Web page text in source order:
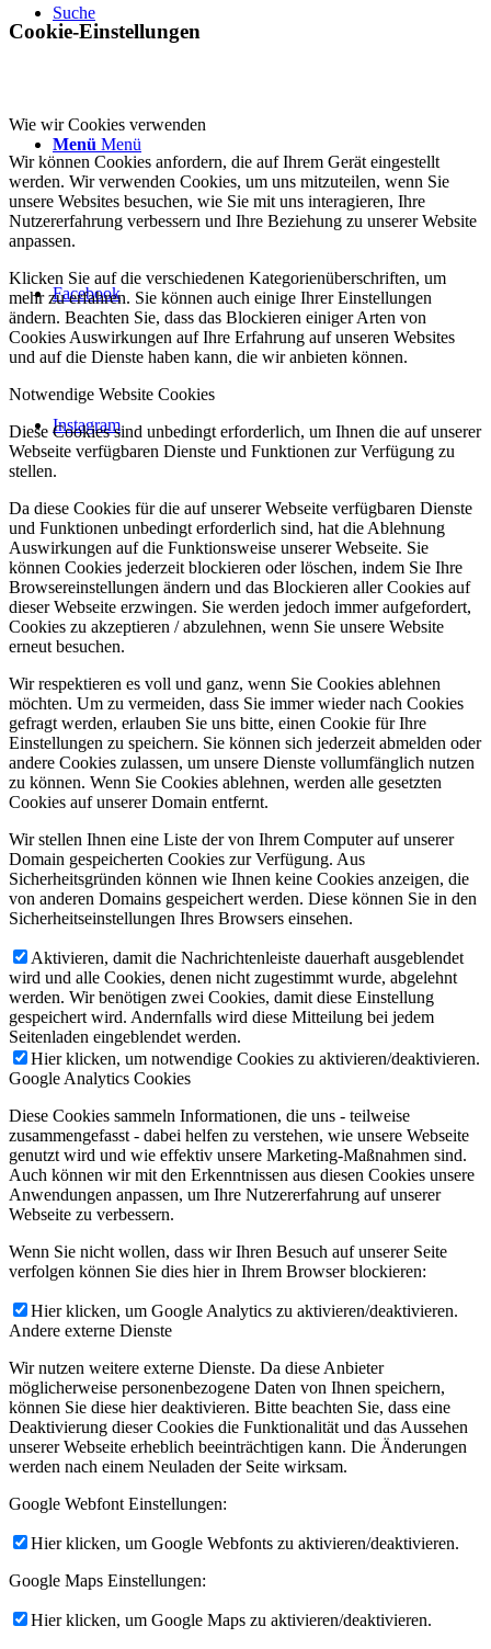
Suche
Menü Menü
Facebook
Instagram
Cookie-Einstellungen
Wie wir Cookies verwenden
Wir können Cookies anfordern, die auf Ihrem Gerät eingestellt
werden. Wir verwenden Cookies, um uns mitzuteilen, wenn Sie
unsere Websites besuchen, wie Sie mit uns interagieren, Ihre
Nutzererfahrung verbessern und Ihre Beziehung zu unserer Website
anpassen.
Klicken Sie auf die verschiedenen Kategorienüberschriften, um
mehr zu erfahren. Sie können auch einige Ihrer Einstellungen
ändern. Beachten Sie, dass das Blockieren einiger Arten von
Cookies Auswirkungen auf Ihre Erfahrung auf unseren Websites
und auf die Dienste haben kann, die wir anbieten können.
Notwendige Website Cookies
Diese Cookies sind unbedingt erforderlich, um Ihnen die auf unserer
Webseite verfügbaren Dienste und Funktionen zur Verfügung zu
stellen.
Da diese Cookies für die auf unserer Webseite verfügbaren Dienste
und Funktionen unbedingt erforderlich sind, hat die Ablehnung
Auswirkungen auf die Funktionsweise unserer Webseite. Sie
können Cookies jederzeit blockieren oder löschen, indem Sie Ihre
Browsereinstellungen ändern und das Blockieren aller Cookies auf
dieser Webseite erzwingen. Sie werden jedoch immer aufgefordert,
Cookies zu akzeptieren / abzulehnen, wenn Sie unsere Website
erneut besuchen.
Wir respektieren es voll und ganz, wenn Sie Cookies ablehnen
möchten. Um zu vermeiden, dass Sie immer wieder nach Cookies
gefragt werden, erlauben Sie uns bitte, einen Cookie für Ihre
Einstellungen zu speichern. Sie können sich jederzeit abmelden oder
andere Cookies zulassen, um unsere Dienste vollumfänglich nutzen
zu können. Wenn Sie Cookies ablehnen, werden alle gesetzten
Cookies auf unserer Domain entfernt.
Wir stellen Ihnen eine Liste der von Ihrem Computer auf unserer
Domain gespeicherten Cookies zur Verfügung. Aus
Sicherheitsgründen können wie Ihnen keine Cookies anzeigen, die
von anderen Domains gespeichert werden. Diese können Sie in den
Sicherheitseinstellungen Ihres Browsers einsehen.
Aktivieren, damit die Nachrichtenleiste dauerhaft ausgeblendet
wird und alle Cookies, denen nicht zugestimmt wurde, abgelehnt
werden. Wir benötigen zwei Cookies, damit diese Einstellung
gespeichert wird. Andernfalls wird diese Mitteilung bei jedem
Seitenladen eingeblendet werden.
Hier klicken, um notwendige Cookies zu aktivieren/deaktivieren.
Google Analytics Cookies
Diese Cookies sammeln Informationen, die uns - teilweise
zusammengefasst - dabei helfen zu verstehen, wie unsere Webseite
genutzt wird und wie effektiv unsere Marketing-Maßnahmen sind.
Auch können wir mit den Erkenntnissen aus diesen Cookies unsere
Anwendungen anpassen, um Ihre Nutzererfahrung auf unserer
Webseite zu verbessern.
Wenn Sie nicht wollen, dass wir Ihren Besuch auf unserer Seite
verfolgen können Sie dies hier in Ihrem Browser blockieren:
Hier klicken, um Google Analytics zu aktivieren/deaktivieren.
Andere externe Dienste
Wir nutzen weitere externe Dienste. Da diese Anbieter
möglicherweise personenbezogene Daten von Ihnen speichern,
können Sie diese hier deaktivieren. Bitte beachten Sie, dass eine
Deaktivierung dieser Cookies die Funktionalität und das Aussehen
unserer Webseite erheblich beeinträchtigen kann. Die Änderungen
werden nach einem Neuladen der Seite wirksam.
Google Webfont Einstellungen:
Hier klicken, um Google Webfonts zu aktivieren/deaktivieren.
Google Maps Einstellungen:
Hier klicken, um Google Maps zu aktivieren/deaktivieren.